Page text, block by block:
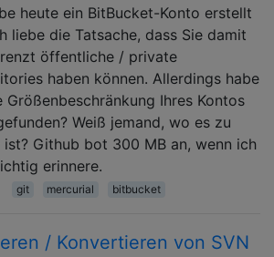
heute ein BitBucket-Konto erstellt
liebe die Tatsache, dass Sie damit
öffentliche / private
haben können. Allerdings habe
Größenbeschränkung Ihres Kontos
Weiß jemand, wo es zu
ist? Github bot 300 MB an, wenn ich
erinnere.
git mercurial bitbucket
/ Konvertieren von SVN